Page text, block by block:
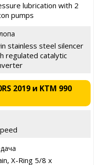
lubrication with 2
pumps
stainless steel silencer
regulated catalytic
2019 и KTM 990
X-Ring 5/8 x